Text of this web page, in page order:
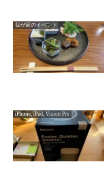
我が家のイベント
iPhone, iPad, Vision Pro